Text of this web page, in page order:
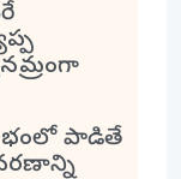
పాడితే